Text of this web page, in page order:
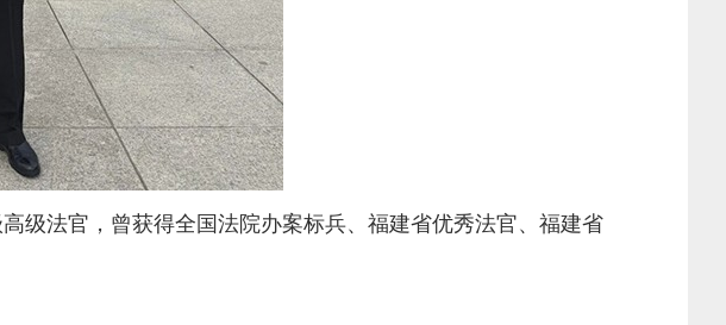
级法官，曾获得全国法院办案标兵、福建省优秀法官、福建省